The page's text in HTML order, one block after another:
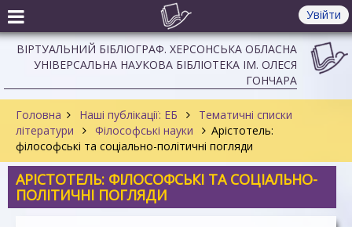
Увійти
ВІРТУАЛЬНИЙ БІБЛІОГРАФ. ХЕРСОНСЬКА ОБЛАСНА
УНІВЕРСАЛЬНА НАУКОВА БІБЛІОТЕКА ІМ. ОЛЕСЯ
ГОНЧАРА
Головна Наші публікації: ЕБ
Тематичні списки
літератури
Філософські науки
Арістотель:
філософські та соціально-політичні погляди
АРІСТОТЕЛЬ: ФІЛОСОФСЬКІ ТА СОЦІАЛЬНО-
ПОЛІТИЧНІ ПОГЛЯДИ